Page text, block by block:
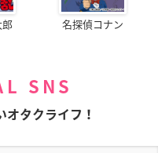
郎 名探偵コナン
SNS
オタクライフ！